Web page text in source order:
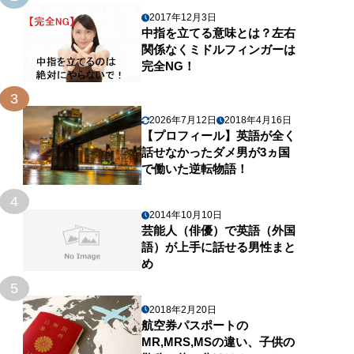
2017年12月3日
中指を立てる意味とは？左右
関係なくミドルフィンガーは
完全NG！
3
2026年7月12日 2018年4月16日
【プロフィール】英語が全く
話せなかったダメ男が3ヵ国
で働いた逆転物語！
4
2014年10月10日
芸能人（俳優）で英語（外国
語）が上手に話せる男性まと
め
5
2018年2月20日
航空券パスポートの
MR,MRS,MSの違い、子供の